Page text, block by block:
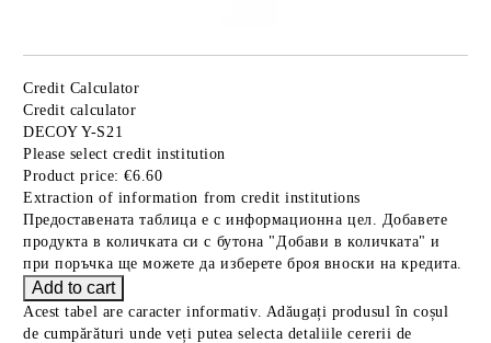
Credit Calculator
Credit calculator
DECOY Y-S21
Please select credit institution
Product price: €6.60
Extraction of information from credit institutions
Предоставената таблица е с информационна цел. Добавете
продукта в количката си с бутона "Добави в количката" и
при поръчка ще можете да изберете броя вноски на кредита.
Acest tabel are caracter informativ. Adăugați produsul în coșul
de cumpărături unde veți putea selecta detaliile cererii de